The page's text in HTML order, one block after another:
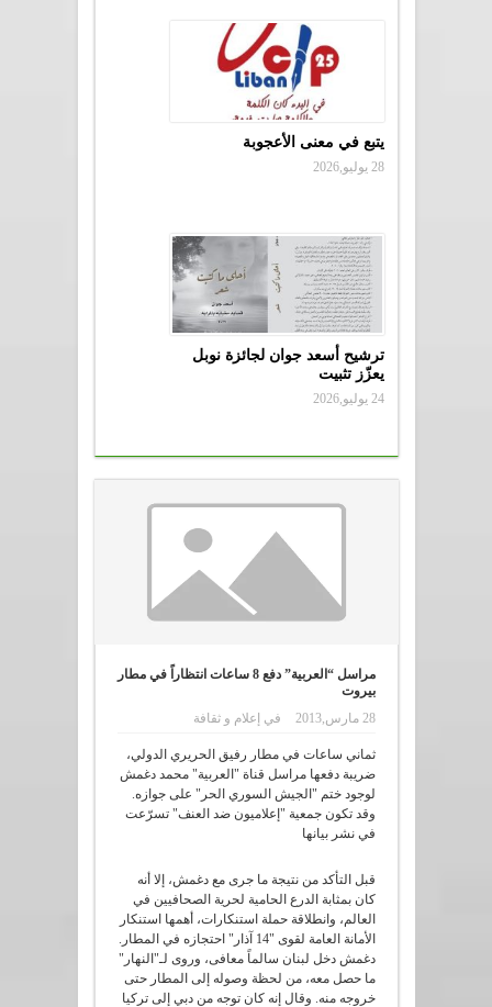
يتبع في معنى الأعجوبة
28 يوليو,2026
ترشيح أسعد جوان لجائزة نوبل
يعزّز تثبيت
24 يوليو,2026
مراسل “العربية” دفع 8 ساعات انتظاراً في مطار
بيروت
28 مارس,2013
في إعلام و ثقافة
ثماني ساعات في مطار رفيق الحريري الدولي،
ضريبة دفعها مراسل قناة "العربية" محمد دغمش
لوجود ختم "الجيش السوري الحر" على جوازه.
وقد تكون جمعية "إعلاميون ضد العنف" تسرّعت
في نشر بيانها
قبل التأكد من نتيجة ما جرى مع دغمش، إلا أنه
كان بمثابة الدرع الحامية لحرية الصحافيين في
العالم، وانطلاقة حملة استنكارات، أهمها استنكار
الأمانة العامة لقوى "14 آذار" احتجازه في المطار.
دغمش دخل لبنان سالماً معافى، وروى لـ"النهار"
ما حصل معه، من لحظة وصوله إلى المطار حتى
خروجه منه. وقال إنه كان توجه من دبي إلى تركيا